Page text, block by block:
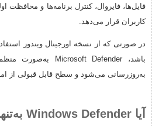
فایل‌ها، فایروال، کنترل برنامه‌ها و محافظت
کاربران قرار می‌دهد.
در صورتی که از نسخه اورجینال ویندوز
به‌روزرسانی می‌شود و سطح قابل قبولی از
آیا Windows Defender به‌تنهایی کافی است؟